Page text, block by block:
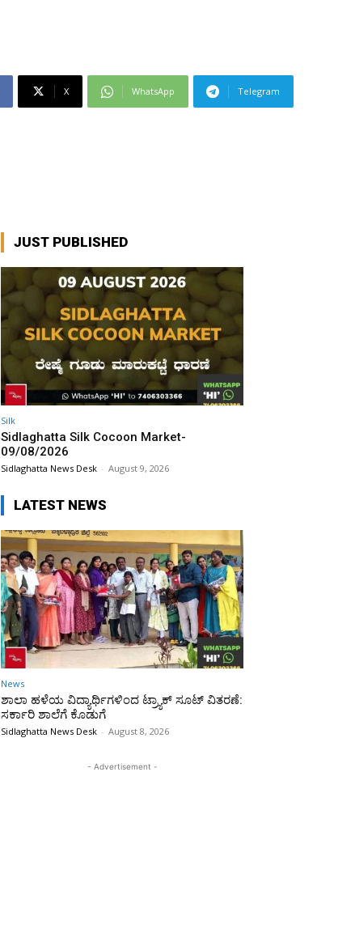
X WhatsApp Telegram
JUST PUBLISHED
Silk
Sidlaghatta Silk Cocoon Market-
09/08/2026
Sidlaghatta News Desk - August 9, 2026
LATEST NEWS
News
ಶಾಲಾ ಹಳೆಯ ವಿದ್ಯಾರ್ಥಿಗಳಿಂದ ಟ್ರ್ಯಾಕ್‌ ಸೂಟ್ ವಿತರಣೆ:
ಸರ್ಕಾರಿ ಶಾಲೆಗೆ ಕೊಡುಗೆ
Sidlaghatta News Desk - August 8, 2026
- Advertisement -